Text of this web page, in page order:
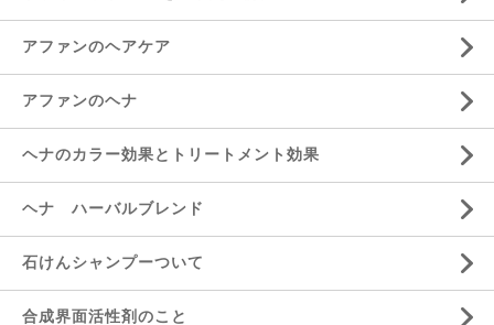
アファンのヘアケア
アファンのヘナ
ヘナのカラー効果とトリートメント効果
ヘナ ハーバルブレンド
石けんシャンプーついて
合成界面活性剤のこと